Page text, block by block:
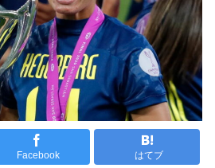
Facebook はてブ